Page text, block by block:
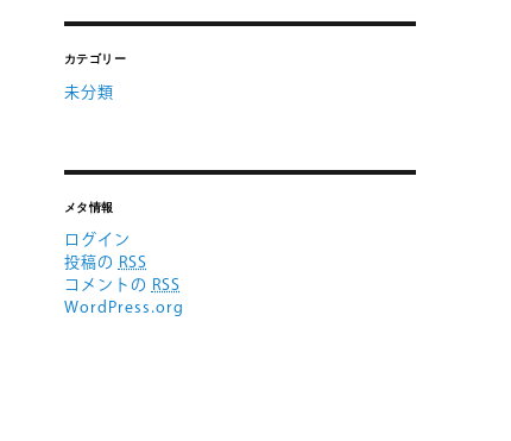
カテゴリー
未分類
メタ情報
ログイン
投稿の
RSS
コメントの
RSS
WordPress.org